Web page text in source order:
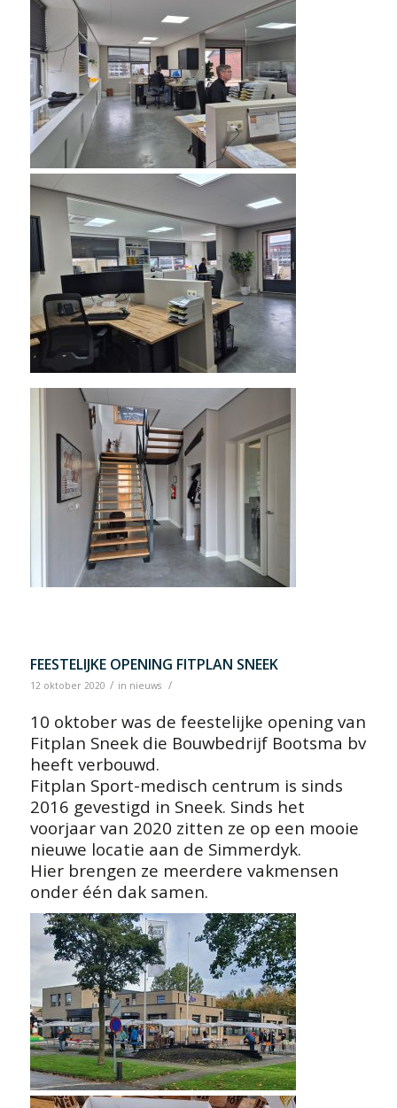
FEESTELIJKE OPENING FITPLAN SNEEK
12 oktober 2020 / in nieuws /
10 oktober was de feestelijke opening van
Fitplan Sneek die Bouwbedrijf Bootsma bv
heeft verbouwd.
Fitplan Sport-medisch centrum is sinds
2016 gevestigd in Sneek. Sinds het
voorjaar van 2020 zitten ze op een mooie
nieuwe locatie aan de Simmerdyk.
Hier brengen ze meerdere vakmensen
onder één dak samen.